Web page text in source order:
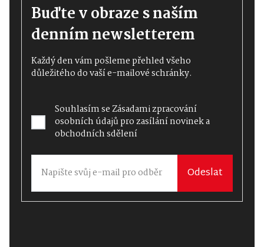
Buďte v obraze s naším
denním newsletterem
Každý den vám pošleme přehled všeho
důležitého do vaší e-mailové schránky.
Souhlasím seZásadami zpracování
osobních údajůpro zasílání novinek a
obchodních sdělení
Odeslat